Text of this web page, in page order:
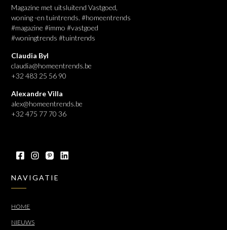
Magazine met uitsluitend Vastgoed,
woning -en tuintrends. #homeentrends
#magazine #immo #vastgoed
#woningtrends #tuintrends
Claudia Byl
claudia@homeentrends.be
+32 483 25 56 90
Alexandre Villa
alex@homeentrends.be
+32 475 77 70 36
NAVIGATIE
HOME
NIEUWS